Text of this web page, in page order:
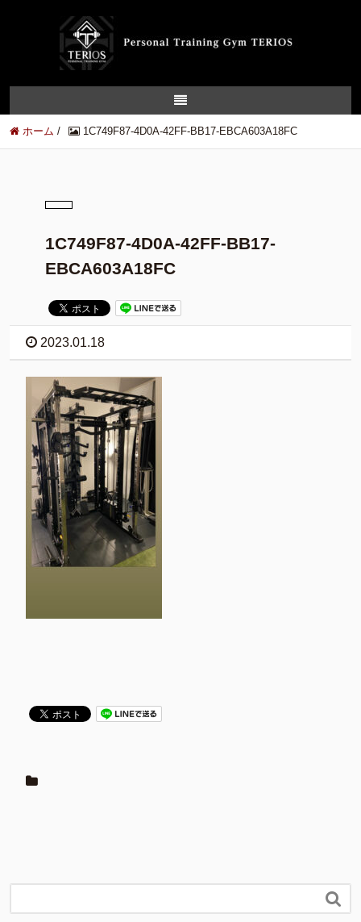
ホーム / 1C749F87-4D0A-42FF-BB17-EBCA603A18FC
1C749F87-4D0A-42FF-BB17-
EBCA603A18FC
2023.01.18
